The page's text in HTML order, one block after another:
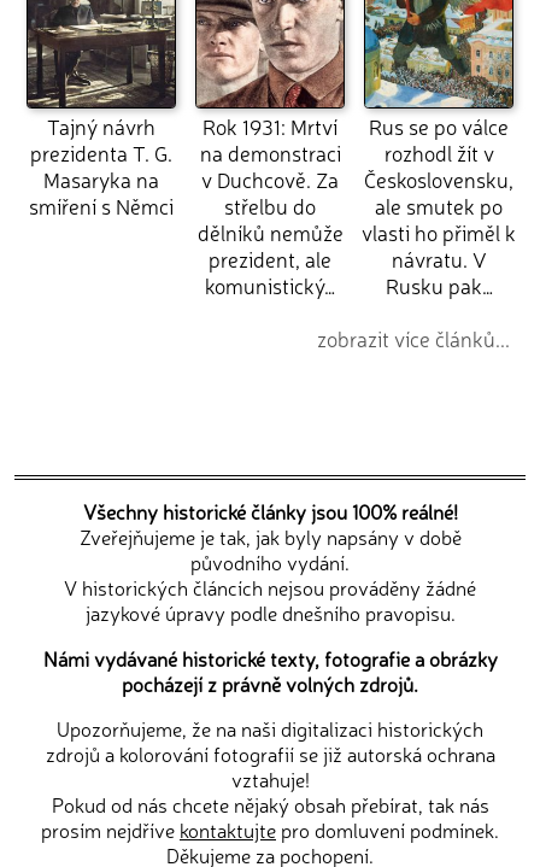
Tajný návrh
prezidenta T. G.
Masaryka na
smíření s Němci
Rok 1931: Mrtví
na demonstraci
v Duchcově. Za
střelbu do
dělníků nemůže
prezident, ale
komunistický…
Rus se po válce
rozhodl žít v
Československu,
ale smutek po
vlasti ho přiměl k
návratu. V
Rusku pak…
zobrazit více článků...
Všechny historické články jsou 100% reálné!
Zveřejňujeme je tak, jak byly napsány v době
původního vydání.
V historických článcích nejsou prováděny žádné
jazykové úpravy podle dnešního pravopisu.
Námi vydávané historické texty, fotografie a obrázky
pocházejí z právně volných zdrojů.
Upozorňujeme, že na naši digitalizaci historických
zdrojů a kolorování fotografií se již autorská ochrana
vztahuje!
Pokud od nás chcete nějaký obsah přebírat, tak nás
prosím nejdříve kontaktujte pro domluvení podmínek.
Děkujeme za pochopení.